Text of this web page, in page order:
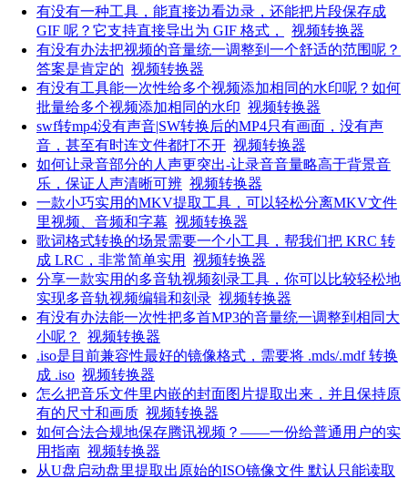
有没有一种工具，能直接边看边录，还能把片段保存成
GIF 呢？它支持直接导出为 GIF 格式，
视频转换器
有没有办法把视频的音量统一调整到一个舒适的范围呢？
答案是肯定的 视频转换器
有没有工具能一次性给多个视频添加相同的水印呢？如何
批量给多个视频添加相同的水印 视频转换器
swf转mp4没有声音|SW转换后的MP4只有画面，没有声
音，甚至有时连文件都打不开 视频转换器
如何让录音部分的人声更突出-让录音音量略高于背景音
乐，保证人声清晰可辨 视频转换器
一款小巧实用的MKV提取工具，可以轻松分离MKV文件
里视频、音频和字幕 视频转换器
歌词格式转换的场景需要一个小工具，帮我们把 KRC 转
成 LRC，非常简单实用
视频转换器
分享一款实用的多音轨视频刻录工具，你可以比较轻松地
实现多音轨视频编辑和刻录 视频转换器
有没有办法能一次性把多首MP3的音量统一调整到相同大
小呢？
视频转换器
.iso是目前兼容性最好的镜像格式，需要将 .mds/.mdf 转换
成 .iso 视频转换器
怎么把音乐文件里内嵌的封面图片提取出来，并且保持原
有的尺寸和画质 视频转换器
如何合法合规地保存腾讯视频？——一份给普通用户的实
用指南 视频转换器
从U盘启动盘里提取出原始的ISO镜像文件 默认只能读取